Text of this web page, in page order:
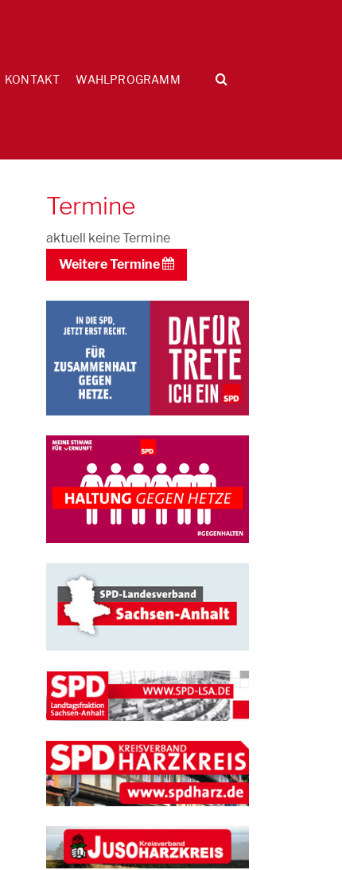
KONTAKT WAHLPROGRAMM
Termine
aktuell keine Termine
Weitere Termine